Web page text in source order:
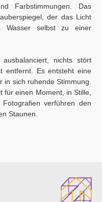
Farbstimmungen. Das
der das Licht
Wasser selbst zu einer
nichts stört
entfernt. Es entsteht eine
in sich ruhende Stimmung.
für einen Moment, in Stille,
verführen den
Staunen.